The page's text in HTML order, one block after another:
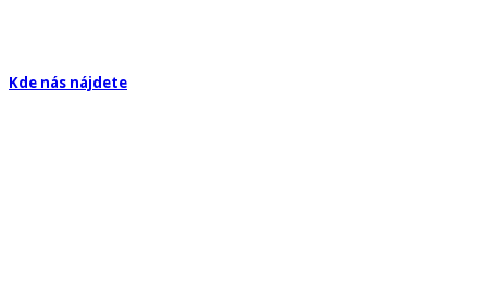
Kde nás nájdete